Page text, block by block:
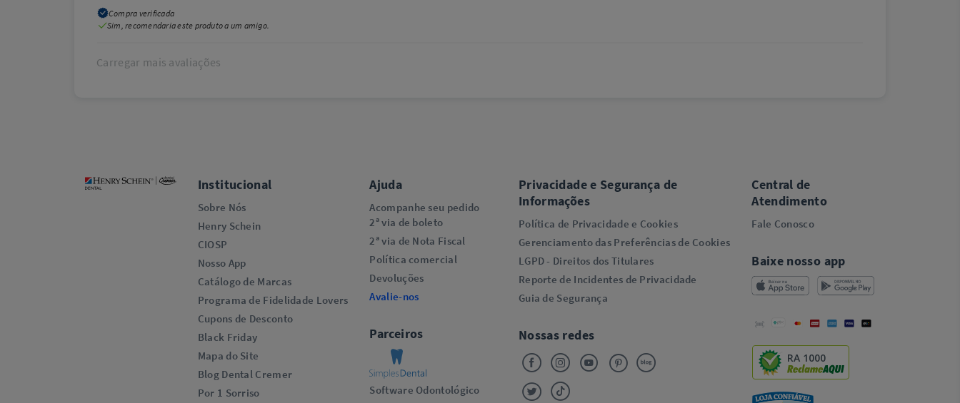
Compra verificada
Sim, recomendaria este produto a um amigo.
Carregar mais avaliações
Institucional
Sobre Nós
Henry Schein
CIOSP
Nosso App
Catálogo de Marcas
Programa de Fidelidade Lovers​
Cupons de Desconto
Black Friday
Mapa do Site
Blog Dental Cremer
Por 1 Sorriso
Ajuda
Acompanhe seu pedido
2ª via de boleto
2ª via de Nota Fiscal
Política comercial
Devoluções
Avalie-nos
Parceiros
Software Odontológico
Privacidade e Segurança de
Informações
Política de Privacidade e Cookies
Gerenciamento das Preferências de Cookies
LGPD - Direitos dos Titulares
Reporte de Incidentes de Privacidade
Guia de Segurança
Nossas redes
Central de
Atendimento
Fale Conosco
Baixe nosso app
RA 1000